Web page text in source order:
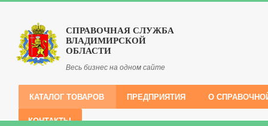
СПРАВОЧНАЯ СЛУЖБА
ВЛАДИМИРСКОЙ
ОБЛАСТИ
Весь бизнес на одном сайте
КАТАЛОГ ТОВАРОВ ПРЕДПРИЯТИЯ О
КОНТАКТЫ